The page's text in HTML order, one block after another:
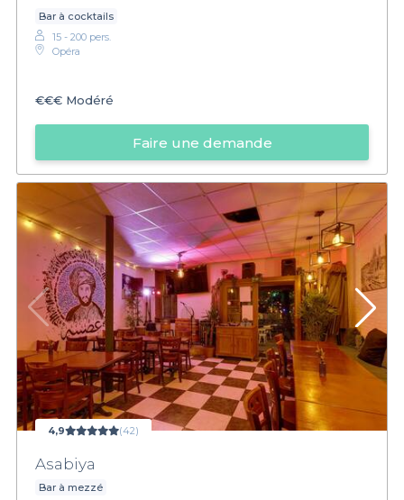
Bar à cocktails
15 - 200 pers.
Opéra
€€€ Modéré
Faire une demande
4,9 (42)
Asabiya
Bar à mezzé